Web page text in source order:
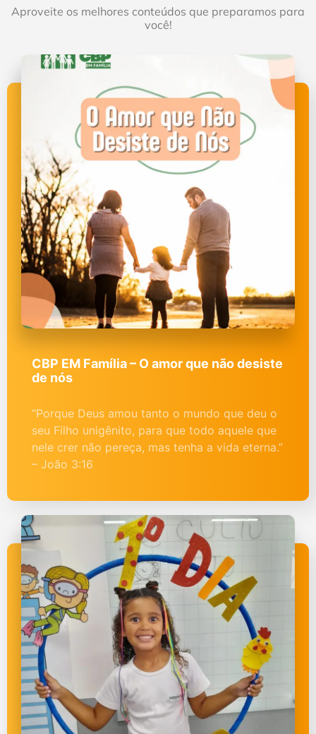
Aproveite os melhores conteúdos que preparamos para
você!
CBP EM Família – O amor que não desiste
de nós
“Porque Deus amou tanto o mundo que deu o
seu Filho unigênito, para que todo aquele que
nele crer não pereça, mas tenha a vida eterna.”
– João 3:16